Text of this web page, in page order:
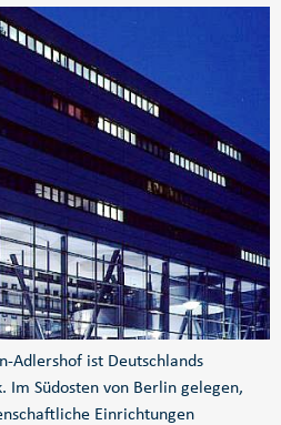
Adlershof ist Deutschlands
Im Südosten von Berlin gelegen,
Einrichtungen